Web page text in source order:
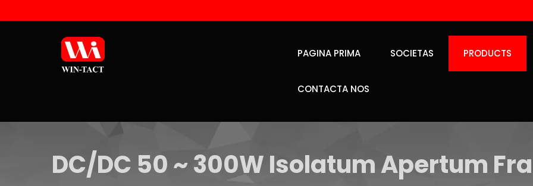
PAGINA PRIMA SOCIETAS PRODUCTS
CONTACTA NOS
DC/DC 50 ~ 300W Isolatum Apertum